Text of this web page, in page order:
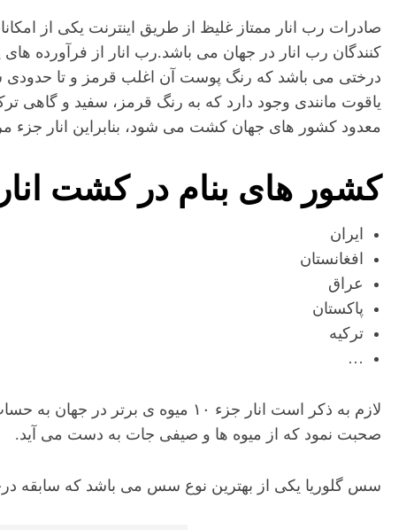
صادرات رب انار ممتاز غلیظ از طریق اینترنت یکی از
کنندگان رب انار در جهان می باشد.رب انار از فرآورده
درختی می باشد که رنگ پوست آن اغلب قرمز و تا حدودی
یاقوت مانندی وجود دارد که به رنگ قرمز، سفید و گاهی
معدود کشور های جهان کشت می شود، بنابراین انار جزء
کشور های بنام در کشت
ایران
افغانستان
عراق
پاکستان
ترکیه
…
لازم به ذکر است انار جزء ۱۰ میوه ی
صحبت نمود که از میوه ها و صیفی جات به دست می آید.
سس گلوریا یکی از بهترین نوع سس می باشد که سابقه